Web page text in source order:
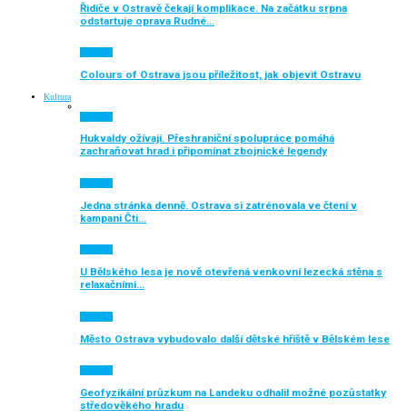
Řidiče v Ostravě čekají komplikace. Na začátku srpna
odstartuje oprava Rudné…
Colours of Ostrava jsou příležitost, jak objevit Ostravu
Kultura
Hukvaldy ožívají. Přeshraniční spolupráce pomáhá
zachraňovat hrad i připomínat zbojnické legendy
Jedna stránka denně. Ostrava si zatrénovala ve čtení v
kampani Čti…
U Bělského lesa je nově otevřená venkovní lezecká stěna s
relaxačními…
Město Ostrava vybudovalo další dětské hřiště v Bělském lese
Geofyzikální průzkum na Landeku odhalil možné pozůstatky
středověkého hradu